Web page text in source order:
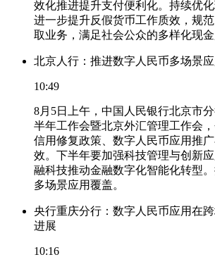
效化推进提升支付便利化。持续优化
进一步提升反假货币工作质效，规
取业务，满足社会公众的多样化现金
北京人行：推进数字人民币多场景
10:49
8月5日上午，中国人民银行北京市
半年工作会暨北京外汇管理工作会
信用修复政策、数字人民币应用推
效。下半年要加强科技管理与创新
融科技推动金融数字化智能化转型
多场景应用覆盖。
央行重庆分行：数字人民币应用在
进展
10:16